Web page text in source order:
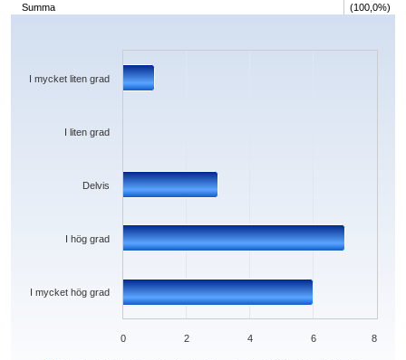
Summa
(100,0%)
Chart
The chart has 1 X axis displaying categories.
The chart has 1 Y axis displaying values. Data ranges from 0 to 7.
I mycket hög grad
I hög grad
Delvis
I liten grad
I mycket liten grad
0 2 4 6 8